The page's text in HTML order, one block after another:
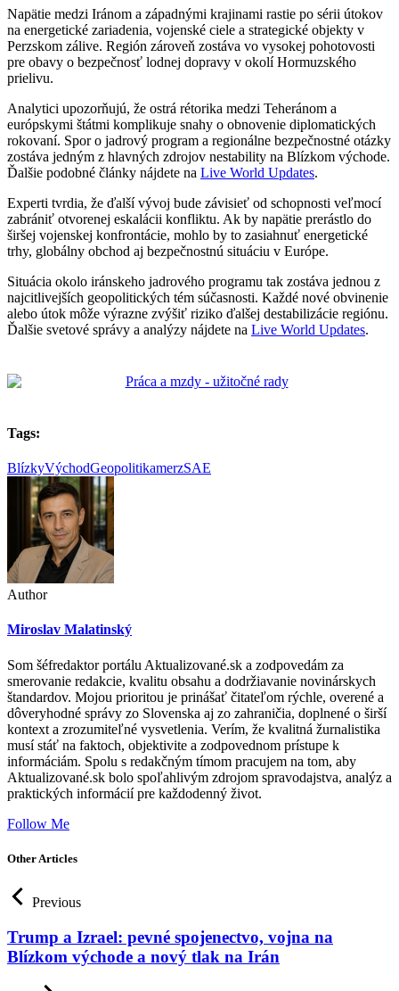
Napätie medzi Iránom a západnými krajinami rastie po sérii útokov
na energetické zariadenia, vojenské ciele a strategické objekty v
Perzskom zálive. Región zároveň zostáva vo vysokej pohotovosti
pre obavy o bezpečnosť lodnej dopravy v okolí Hormuzského
prielivu.
Analytici upozorňujú, že ostrá rétorika medzi Teheránom a
európskymi štátmi komplikuje snahy o obnovenie diplomatických
rokovaní. Spor o jadrový program a regionálne bezpečnostné otázky
zostáva jedným z hlavných zdrojov nestability na Blízkom východe.
Ďalšie podobné články nájdete na Live World Updates.
Experti tvrdia, že ďalší vývoj bude závisieť od schopnosti veľmocí
zabrániť otvorenej eskalácii konfliktu. Ak by napätie prerástlo do
širšej vojenskej konfrontácie, mohlo by to zasiahnuť energetické
trhy, globálny obchod aj bezpečnostnú situáciu v Európe.
Situácia okolo iránskeho jadrového programu tak zostáva jednou z
najcitlivejších geopolitických tém súčasnosti. Každé nové obvinenie
alebo útok môže výrazne zvýšiť riziko ďalšej destabilizácie regiónu.
Ďalšie svetové správy a analýzy nájdete na Live World Updates.
Tags:
BlízkyVýchodGeopolitikamerzSAE
Author
Miroslav Malatinský
Som šéfredaktor portálu Aktualizované.sk a zodpovedám za
smerovanie redakcie, kvalitu obsahu a dodržiavanie novinárskych
štandardov. Mojou prioritou je prinášať čitateľom rýchle, overené a
dôveryhodné správy zo Slovenska aj zo zahraničia, doplnené o širší
kontext a zrozumiteľné vysvetlenia. Verím, že kvalitná žurnalistika
musí stáť na faktoch, objektivite a zodpovednom prístupe k
informáciám. Spolu s redakčným tímom pracujem na tom, aby
Aktualizované.sk bolo spoľahlivým zdrojom spravodajstva, analýz a
praktických informácií pre každodenný život.
Follow Me
Other Articles
Previous
Trump a Izrael: pevné spojenectvo, vojna na
Blízkom východe a nový tlak na Irán